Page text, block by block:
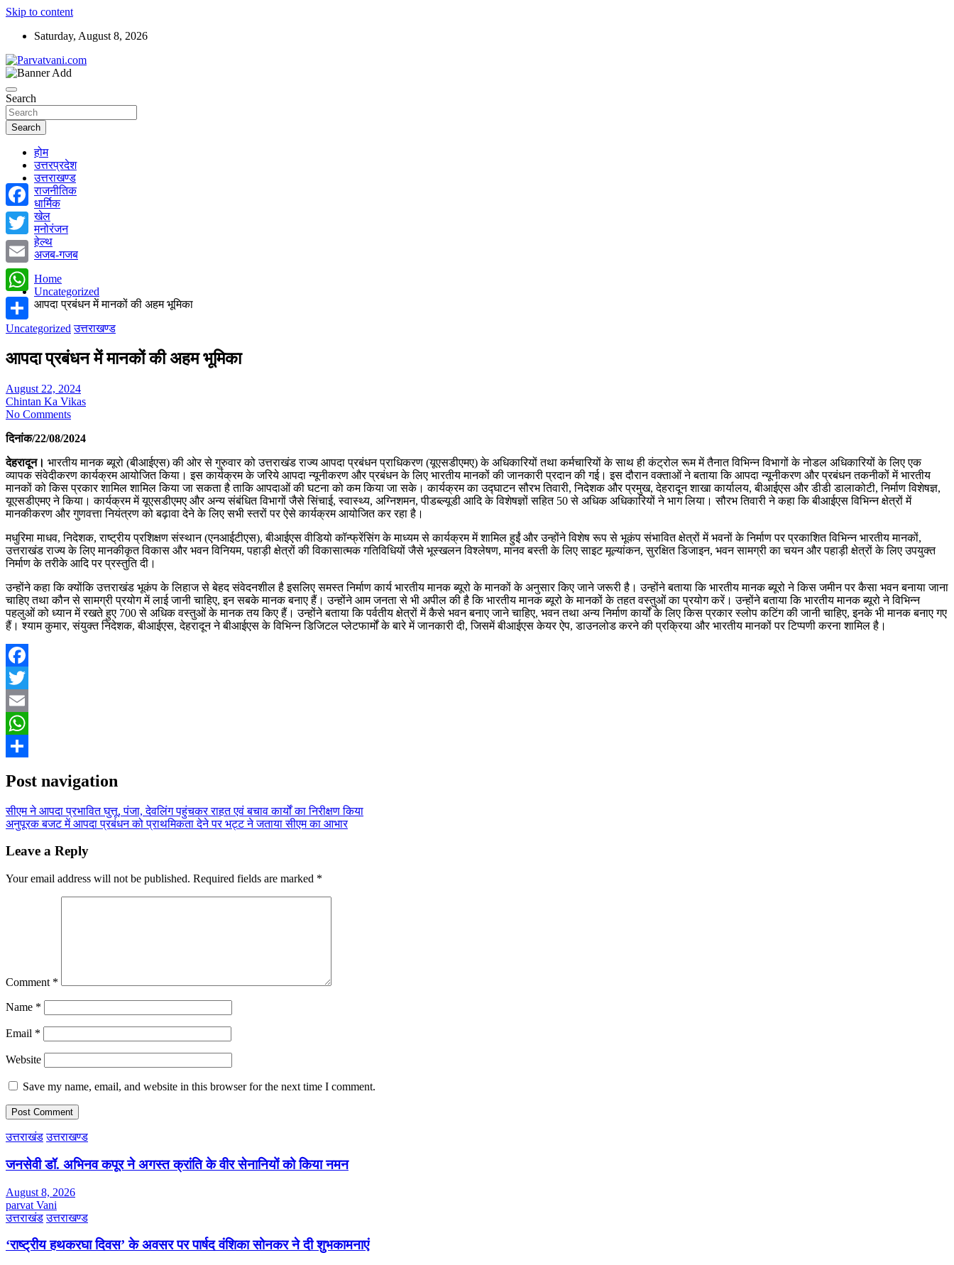
Skip to content
Saturday, August 8, 2026
Parvatvani.com
Search
Search
होम
उत्तरप्रदेश
उत्तराखण्ड
राजनीतिक
धार्मिक
खेल
मनोरंजन
हेल्थ
अजब-गजब
Home
Uncategorized
आपदा प्रबंधन में मानकों की अहम भूमिका
Uncategorized उत्तराखण्ड
आपदा प्रबंधन में मानकों की अहम भूमिका
August 22, 2024
Chintan Ka Vikas
No Comments
दिनांक/22/08/2024
देहरादून। भारतीय मानक ब्यूरो (बीआईएस) की ओर से गुरुवार को उत्तराखंड राज्य आपदा प्रबंधन प्राधिकरण (यूएसडीएमए) के अधिकारियों तथा कर्मचारियों के साथ ही कंट्रोल रूम में तैनात विभिन्न विभागों के नोडल अधिकारियों के लिए एक
व्यापक संवेदीकरण कार्यक्रम आयोजित किया। इस कार्यक्रम के जरिये आपदा न्यूनीकरण और प्रबंधन के लिए भारतीय मानकों की जानकारी प्रदान की गई। इस दौरान वक्ताओं ने बताया कि आपदा न्यूनीकरण और प्रबंधन तकनीकों में भारतीय
मानकों को किस प्रकार शामिल शामिल किया जा सकता है ताकि आपदाओं की घटना को कम किया जा सके। कार्यक्रम का उद्घाटन सौरभ तिवारी, निदेशक और प्रमुख, देहरादून शाखा कार्यालय, बीआईएस और डीडी डालाकोटी, निर्माण विशेषज्ञ,
यूएसडीएमए ने किया। कार्यक्रम में यूएसडीएमए और अन्य संबंधित विभागों जैसे सिंचाई, स्वास्थ्य, अग्निशमन, पीडब्ल्यूडी आदि के विशेषज्ञों सहित 50 से अधिक अधिकारियों ने भाग लिया। सौरभ तिवारी ने कहा कि बीआईएस विभिन्न क्षेत्रों में
मानकीकरण और गुणवत्ता नियंत्रण को बढ़ावा देने के लिए सभी स्तरों पर ऐसे कार्यक्रम आयोजित कर रहा है।
मधुरिमा माधव, निदेशक, राष्ट्रीय प्रशिक्षण संस्थान (एनआईटीएस), बीआईएस वीडियो कॉन्फ्रेंसिंग के माध्यम से कार्यक्रम में शामिल हुईं और उन्होंने विशेष रूप से भूकंप संभावित क्षेत्रों में भवनों के निर्माण पर प्रकाशित विभिन्न भारतीय मानकों,
उत्तराखंड राज्य के लिए मानकीकृत विकास और भवन विनियम, पहाड़ी क्षेत्रों की विकासात्मक गतिविधियों जैसे भूस्खलन विश्लेषण, मानव बस्ती के लिए साइट मूल्यांकन, सुरक्षित डिजाइन, भवन सामग्री का चयन और पहाड़ी क्षेत्रों के लिए उपयुक्त
निर्माण के तरीके आदि पर प्रस्तुति दी।
उन्होंने कहा कि क्योंकि उत्तराखंड भूकंप के लिहाज से बेहद संवेदनशील है इसलिए समस्त निर्माण कार्य भारतीय मानक ब्यूरो के मानकों के अनुसार किए जाने जरूरी है। उन्होंने बताया कि भारतीय मानक ब्यूरो ने किस जमीन पर कैसा भवन बनाया जाना
चाहिए तथा कौन से सामग्री प्रयोग में लाई जानी चाहिए, इन सबके मानक बनाए हैं। उन्होंने आम जनता से भी अपील की है कि भारतीय मानक ब्यूरो के मानकों के तहत वस्तुओं का प्रयोग करें। उन्होंने बताया कि भारतीय मानक ब्यूरो ने विभिन्न
पहलुओं को ध्यान में रखते हुए 700 से अधिक वस्तुओं के मानक तय किए हैं। उन्होंने बताया कि पर्वतीय क्षेत्रों में कैसे भवन बनाए जाने चाहिए, भवन तथा अन्य निर्माण कार्यों के लिए किस प्रकार स्लोप कटिंग की जानी चाहिए, इनके भी मानक बनाए गए
हैं। श्याम कुमार, संयुक्त निदेशक, बीआईएस, देहरादून ने बीआईएस के विभिन्न डिजिटल प्लेटफार्मों के बारे में जानकारी दी, जिसमें बीआईएस केयर ऐप, डाउनलोड करने की प्रक्रिया और भारतीय मानकों पर टिप्पणी करना शामिल है।
Facebook
Twitter
Email
WhatsApp
Post navigation
सीएम ने आपदा प्रभावित घुत्तू, पंजा, देवलिंग पहुंचकर राहत एवं बचाव कार्यों का निरीक्षण किया
अनुपूरक बजट में आपदा प्रबंधन को प्राथमिकता देने पर भट्ट ने जताया सीएम का आभार
Leave a Reply
Your email address will not be published. Required fields are marked *
Comment *
Name *
Email *
Website
Save my name, email, and website in this browser for the next time I comment.
उत्तराखंड उत्तराखण्ड
जनसेवी डॉ. अभिनव कपूर ने अगस्त क्रांति के वीर सेनानियों को किया नमन
August 8, 2026
parvat Vani
उत्तराखंड उत्तराखण्ड
‘राष्ट्रीय हथकरघा दिवस’ के अवसर पर पार्षद वंशिका सोनकर ने दी शुभकामनाएं
Facebook
Twitter
Email
WhatsApp
Share